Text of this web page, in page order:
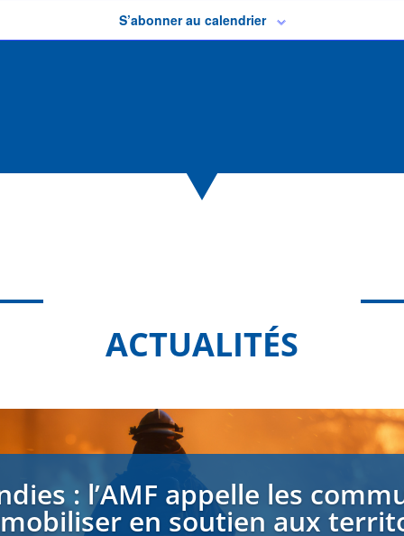
S’abonner au calendrier
ACTUALITÉS
: l’AMF appelle les
en soutien aux